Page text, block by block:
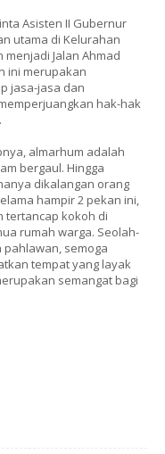
Asisten II Gubernur
utama di Kelurahan
menjadi Jalan Ahmad
ini merupakan
jasa-jasa dan
hak-hak
almarhum adalah
bergaul. Hingga
dikalangan orang
hampir 2 pekan ini,
tertancap kokoh di
rumah warga. Seolah-
semoga
tempat yang layak
semangat bagi